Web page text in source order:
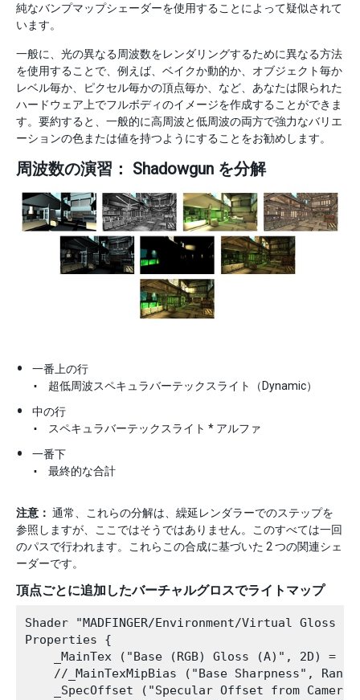
純なバンプマップシェーダーを使用することによって疑似されて
います。
一般に、光の異なる周波数をレンダリングするために異なる方法
を使用することで、例えば、ベイクか動的か、オブジェクト毎か
レベル毎か、ピクセル毎かの頂点毎か、など、あなたは限られた
ハードウェア上でフルボディのイメージを作成することができま
す。要約すると、一般的に高周波と低周波の両方で強力なバリエ
ーションの色または値を持つようにすることをお勧めします。
周波数の演習： Shadowgun を分解
一番上の行
超低周波スペキュラバーテックスライト（Dynamic）
中の行
スペキュラバーテックスライト * アルファ
一番下
最終的な合計
注意： 通常、これらの分解は、繰延レンダラーでのステップを
参照しますが、ここではそうではありません。このすべては一回
のパスで行われます。これらこの合成に基づいた 2 つの関連シェ
ーダーです。
頂点ごとに追加したバーチャルグロスでライトマップ
Shader "MADFINGER/Environment/Virtual
Properties {
_MainTex ("Base (RGB) Gloss (A)", 2D) =
//_MainTexMipBias ("Base Sharpness",
_SpecOffset ("Specular Offset from